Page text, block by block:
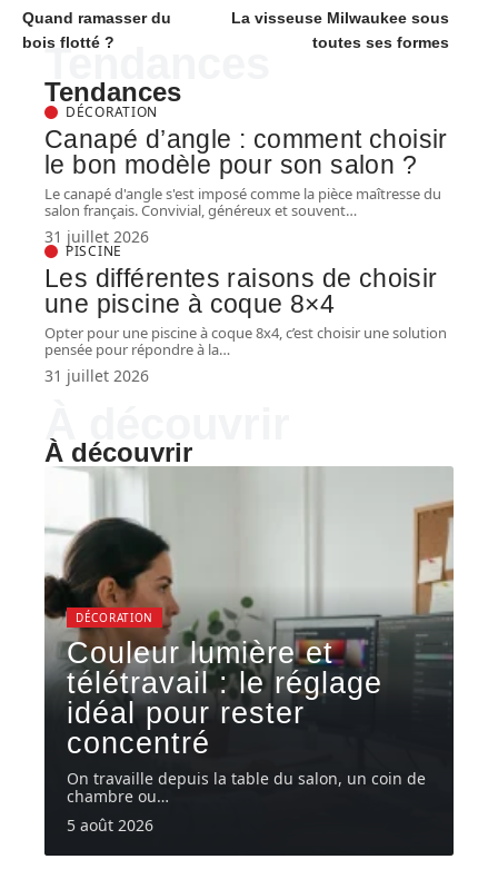
Quand ramasser du
bois flotté ?
La visseuse Milwaukee sous
toutes ses formes
Tendances
Tendances
DÉCORATION
Canapé d’angle : comment choisir
le bon modèle pour son salon ?
Le canapé d'angle s'est imposé comme la pièce maîtresse du
salon français. Convivial, généreux et souvent…
31 juillet 2026
PISCINE
Les différentes raisons de choisir
une piscine à coque 8×4
Opter pour une piscine à coque 8x4, c’est choisir une solution
pensée pour répondre à la…
31 juillet 2026
À découvrir
DÉCORATION
Couleur lumière et
télétravail : le réglage
idéal pour rester
concentré
On travaille depuis la table du salon, un coin de
chambre ou…
5 août 2026